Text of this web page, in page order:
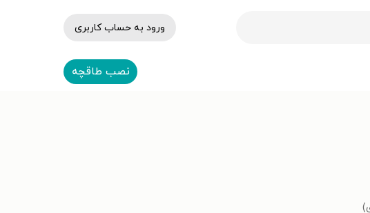
ورود به حساب کاربری
نصب طاقچه